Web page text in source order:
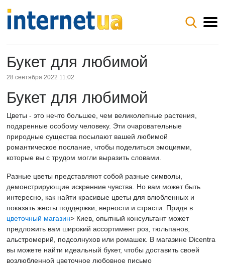
Букет для любимой
28 сентября 2022 11:02
Букет для любимой
Цветы - это нечто большее, чем великолепные растения,
подаренные особому человеку. Эти очаровательные
природные существа посылают вашей любимой
романтическое послание, чтобы поделиться эмоциями,
которые вы с трудом могли выразить словами.
Разные цветы представляют собой разные символы,
демонстрирующие искренние чувства. Но вам может быть
интересно, как найти красивые цветы для влюбленных и
показать жесты поддержки, верности и страсти. Придя в
цветочный магазин> Киев, опытный консультант может
предложить вам широкий ассортимент роз, тюльпанов,
альстромерий, подсолнухов или ромашек. В магазине Dicentra
вы можете найти идеальный букет, чтобы доставить своей
возлюбленной цветочное любовное письмо